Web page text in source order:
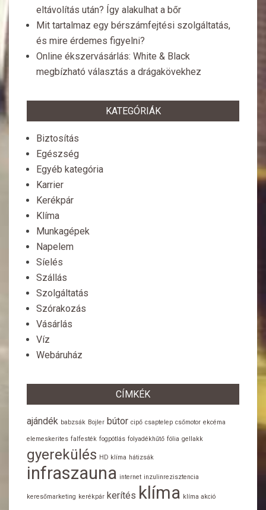
eltávolítás után? Így alakulhat a bőr
Mit tartalmaz egy bérszámfejtési szolgáltatás,
és mire érdemes figyelni?
Online ékszervásárlás: White & Black
megbízható választás a drágakövekhez
KATEGÓRIÁK
Biztosítás
Egészség
Egyéb kategória
Karrier
Kerékpár
Klíma
Munkagépek
Napelem
Síelés
Szállás
Szolgáltatás
Szórakozás
Vásárlás
Víz
Webáruház
CÍMKÉK
ajándék babzsák Bojler bútor cipő csaptelep csőmotor ekcéma
elemeskerites falfesték fogpótlás folyadékhűtő fólia gellakk
gyerekülés HD klíma hátizsák
infraszauna internet inzulinrezisztencia
keresőmarketing kerékpár kerítés klíma klíma akció